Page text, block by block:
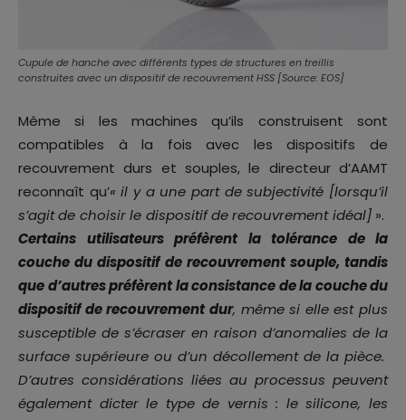
Cupule de hanche avec différents types de structures en treillis
construites avec un dispositif de recouvrement HSS [Source: EOS]
Même si les machines qu’ils construisent sont
compatibles à la fois avec les dispositifs de
recouvrement durs et souples, le directeur d’AAMT
reconnaît qu’« il y a une part de subjectivité [lorsqu’il
s’agit de choisir le dispositif de recouvrement idéal]».
Certains utilisateurs préfèrent la tolérance de la
couche du dispositif de recouvrement souple, tandis
que d’autres préfèrent la consistance de la couche du
dispositif de recouvrement dur, même si elle est plus
susceptible de s’écraser en raison d’anomalies de la
surface supérieure ou d’un décollement de la pièce.
D’autres considérations liées au processus peuvent
également dicter le type de vernis : le silicone, les